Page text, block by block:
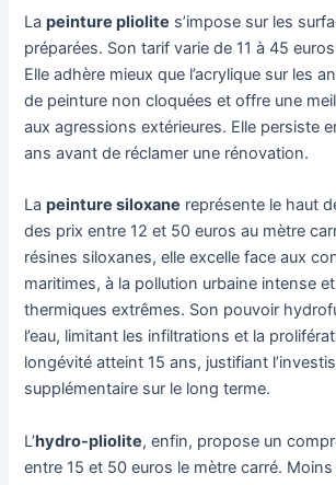
Lapeinture pliolite s’impose sur les
préparées. Son tarif varie de 11 à 45
Elle adhère mieux que l’acrylique sur les
de peinture non cloquées et offre une
aux agressions extérieures. Elle persiste
ans avant de réclamer une rénovation.
Lapeinture siloxane représente le haut
des prix entre 12 et 50 euros au mètre
résines siloxanes, elle excelle face aux
maritimes, à la pollution urbaine intense
thermiques extrêmes. Son pouvoir
l’eau, limitant les infiltrations et la
longévité atteint 15 ans, justifiant
supplémentaire sur le long terme.
L’hydro-pliolite, enfin, propose un
entre 15 et 50 euros le mètre carré.